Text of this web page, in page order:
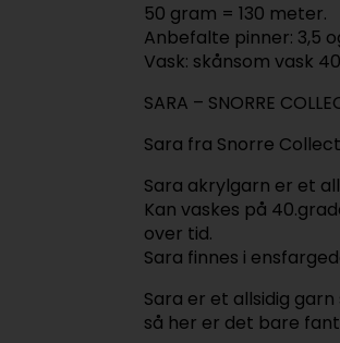
50 gram = 130 meter.
Anbefalte pinner: 3,5
Vask: skånsom vask
SARA – SNORRE
Sara fra Snorre
Sara akrylgarn er et
Kan vaskes på
over tid.
Sara finnes i
Sara er et allsidig
så her er det bare